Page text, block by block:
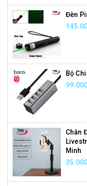
Đèn
Bộ
Chân
Minh